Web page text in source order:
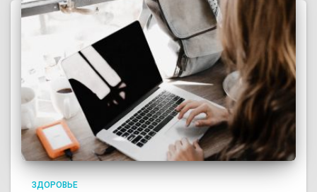
ЗДОРОВЬЕ